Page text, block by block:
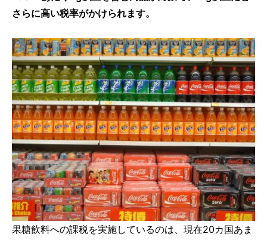
さらに高い税率がかけられます。
果糖飲料への課税を実施しているのは、現在20カ国あま